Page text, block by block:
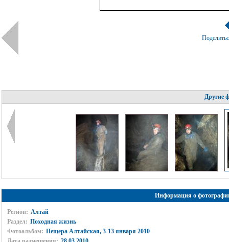
Другие
Информация о
Регион: Алтай
Раздел: Походная жизнь
Фотоальбом: Пещера Алтайская, 3-13 января 2010